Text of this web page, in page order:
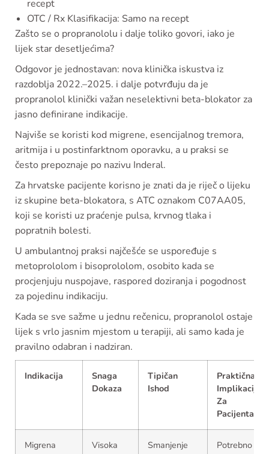
recept
OTC / Rx Klasifikacija: Samo na recept
Zašto se o propranololu i dalje toliko govori, iako je
lijek star desetljećima?
Odgovor je jednostavan: nova klinička iskustva iz
razdoblja 2022.–2025. i dalje potvrđuju da je
propranolol klinički važan neselektivni beta-blokator za
jasno definirane indikacije.
Najviše se koristi kod migrene, esencijalnog tremora,
aritmija i u postinfarktnom oporavku, a u praksi se
često prepoznaje po nazivu Inderal.
Za hrvatske pacijente korisno je znati da je riječ o lijeku
iz skupine beta-blokatora, s ATC oznakom C07AA05,
koji se koristi uz praćenje pulsa, krvnog tlaka i
popratnih bolesti.
U ambulantnoj praksi najčešće se uspoređuje s
metoprololom i bisoprololom, osobito kada se
procjenjuju nuspojave, raspored doziranja i pogodnost
za pojedinu indikaciju.
Kada se sve sažme u jednu rečenicu, propranolol ostaje
lijek s vrlo jasnim mjestom u terapiji, ali samo kada je
pravilno odabran i nadziran.
Indikacija
Snaga
Dokaza
Tipičan
Ishod
Praktična
Implikacija
Za
Pacijenta
Migrena Visoka
Smanjenje
Potrebno je